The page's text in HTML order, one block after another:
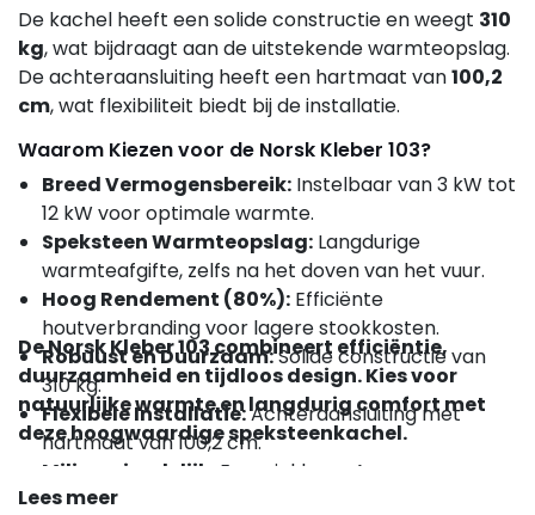
De kachel heeft een solide constructie en weegt 310
kg, wat bijdraagt aan de uitstekende warmteopslag.
De achteraansluiting heeft een hartmaat van100,2
cm, wat flexibiliteit biedt bij de installatie.
Waarom Kiezen voor de Norsk Kleber 103?
Breed Vermogensbereik: Instelbaar van 3 kW tot
12 kW voor optimale warmte.
Speksteen Warmteopslag: Langdurige
warmteafgifte, zelfs na het doven van het vuur.
Hoog Rendement (80%): Efficiënte
houtverbranding voor lagere stookkosten.
Robuust en Duurzaam:Solide constructie van
310 kg.
Flexibele Installatie:Achteraansluiting met
hartmaat van 100,2 cm.
Milieuvriendelijk:
Energieklasse A+ voor
duurzaam verwarmen.
De Norsk Kleber 103 combineert efficiëntie,
duurzaamheid en tijdloos design. Kies voor
natuurlijke warmte en langdurig comfort met
deze hoogwaardige speksteenkachel.
Lees meer